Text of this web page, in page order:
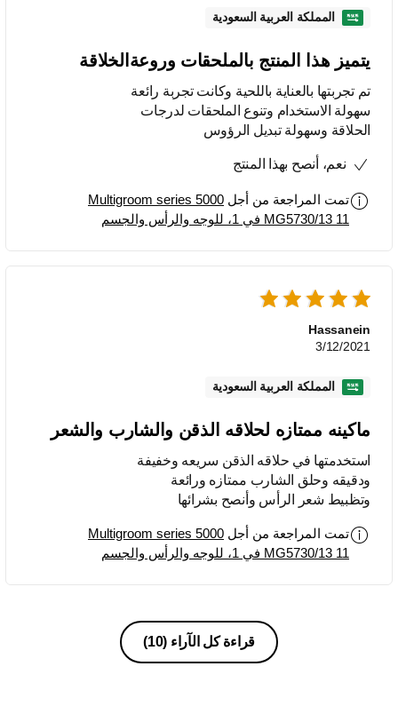
المملكة العربية السعودية
يتميز هذا المنتج بالملحقات وروعةالخلاقة
تم تجربتها بالعناية باللحية وكانت تجربة رائعة
سهولة الاستخدام وتنوع الملحقات لدرجات
الحلاقة وسهولة تبديل الرؤوس
نعم، أنصح بهذا المنتج
تمت المراجعة من أجل Multigroom series 5000
MG5730/13 11 في 1، للوجه والرأس والجسم
Hassanein
3/12/2021
المملكة العربية السعودية
ماكينه ممتازه لحلاقه الذقن والشارب والشعر
استخدمتها في حلاقه الذقن سريعه وخفيفة
ودقيقه وحلق الشارب ممتازه ورائعة
وتظبيط شعر الرأس وأنصح بشرائها
تمت المراجعة من أجل Multigroom series 5000
MG5730/13 11 في 1، للوجه والرأس والجسم
قراءة كل الآراء (10)